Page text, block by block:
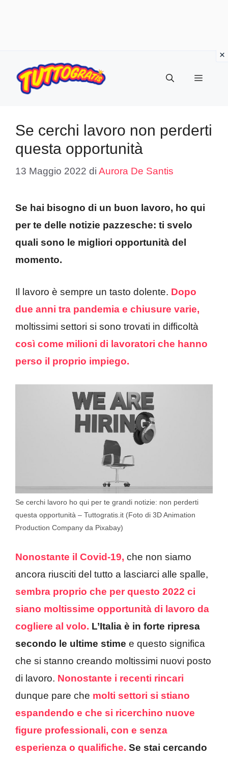
contenuto
Menu
Se cerchi lavoro non perderti
questa opportunità
13 Maggio 2022 di Aurora De Santis
Se hai bisogno di un buon lavoro, ho qui
per te delle notizie pazzesche: ti svelo
quali sono le migliori opportunità del
momento.
Il lavoro è sempre un tasto dolente. Dopo
due anni tra pandemia e chiusure varie,
moltissimi settori si sono trovati in difficoltà
così come milioni di lavoratori che hanno
perso il proprio impiego.
Se cerchi lavoro ho qui per te grandi notizie: non perderti
questa opportunità – Tuttogratis.it (Foto di 3D Animation
Production Company da Pixabay)
Nonostante il Covid-19, che non siamo
ancora riusciti del tutto a lasciarci alle spalle,
sembra proprio che per questo 2022 ci
siano moltissime opportunità di lavoro da
cogliere al volo. L’Italia è in forte ripresa
secondo le ultime stime e questo significa
che si stanno creando moltissimi nuovi posto
di lavoro. Nonostante i recenti rincari
dunque pare che molti settori si stiano
espandendo e che si ricerchino nuove
figure professionali, con e senza
esperienza o qualifiche. Se stai cercando